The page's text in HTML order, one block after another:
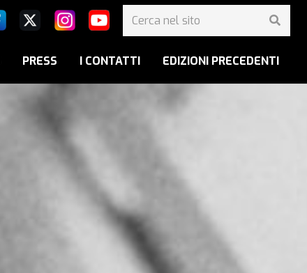
PRESS I CONTATTI EDIZIONI PRECEDENTI